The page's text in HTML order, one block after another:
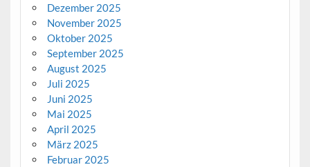
Dezember 2025
November 2025
Oktober 2025
September 2025
August 2025
Juli 2025
Juni 2025
Mai 2025
April 2025
März 2025
Februar 2025